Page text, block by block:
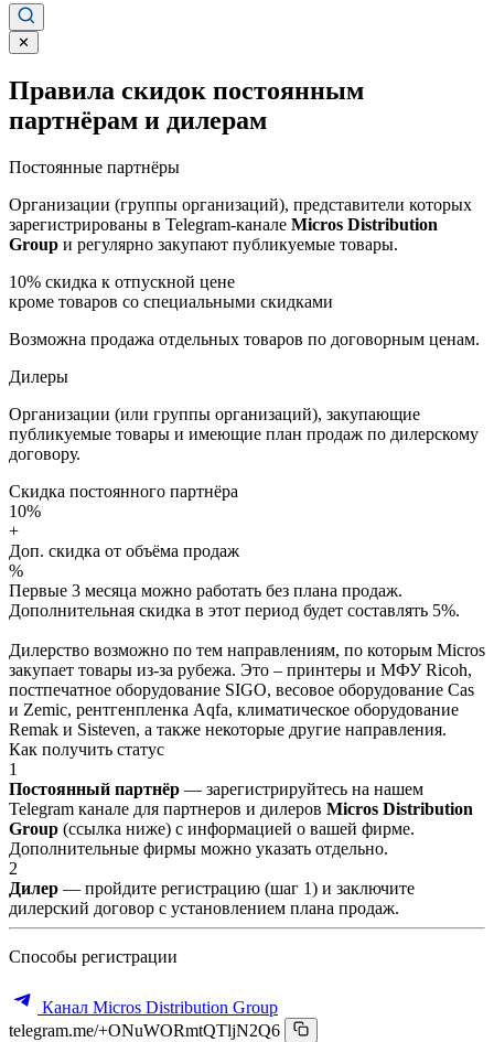
✕
Правила скидок постоянным
партнёрам и дилерам
Постоянные партнёры
Организации (группы организаций), представители которых
зарегистрированы в Telegram-канале Micros Distribution
Group и регулярно закупают публикуемые товары.
10% скидка к отпускной цене
кроме товаров со специальными скидками
Возможна продажа отдельных товаров по договорным ценам.
Дилеры
Организации (или группы организаций), закупающие
публикуемые товары и имеющие план продаж по дилерскому
договору.
Скидка постоянного партнёра
10%
+
Доп. скидка от объёма продаж
%
Первые 3 месяца можно работать без плана продаж.
Дополнительная скидка в этот период будет составлять 5%.
Дилерство возможно по тем направлениям, по которым Micros
закупает товары из-за рубежа. Это – принтеры и МФУ Ricoh,
постпечатное оборудование SIGO, весовое оборудование Cas
и Zemic, рентгенпленка Aqfa, климатическое оборудование
Remak и Sisteven, а также некоторые другие направления.
Как получить статус
1
Постоянный партнёр — зарегистрируйтесь на нашем
Telegram канале для партнеров и дилеров Micros Distribution
Group (ссылка ниже) с информацией о вашей фирме.
Дополнительные фирмы можно указать отдельно.
2
Дилер — пройдите регистрацию (шаг 1) и заключите
дилерский договор с установлением плана продаж.
Способы регистрации
Канал Micros Distribution Group
telegram.me/+ONuWORmtQTljN2Q6